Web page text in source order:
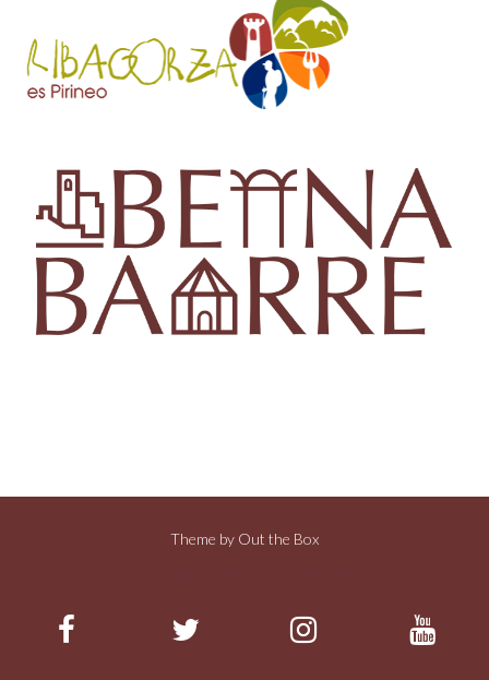
Theme by Out the Box